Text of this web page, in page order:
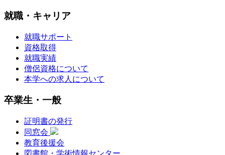
就職・キャリア
就職サポート
資格取得
就職実績
僧侶資格について
本学への求人について
卒業生・一般
証明書の発行
同窓会
教育後援会
図書館・学術情報センター